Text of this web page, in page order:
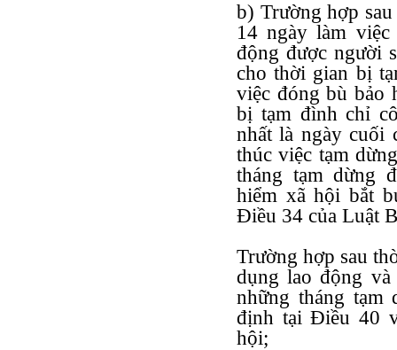
b) Trường hợp
14 ngày làm
động được người
cho thời gian bị
việc đóng bù bảo
bị tạm đình chỉ
nhất là ngày cuối
thúc việc tạm
tháng tạm dừng
hiểm xã hội bắt
Điều 34 của Luật
Trường hợp sau
dụng lao động
những tháng tạm
định tại Điều 40
hội;